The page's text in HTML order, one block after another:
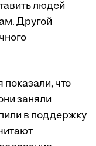
людей
Другой
что
заняли
в поддержку